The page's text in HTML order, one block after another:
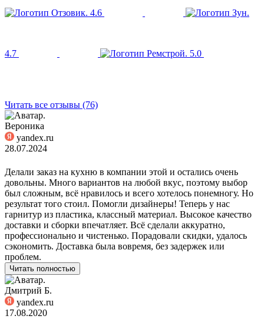
4.6
4.7 5.0
Читать все отзывы (76)
Вероника
yandex.ru
28.07.2024
Делали заказ на кухню в компании этой и остались очень
довольны. Много вариантов на любой вкус, поэтому выбор
был сложным, всё нравилось и всего хотелось понемногу. Но
результат того стоил. Помогли дизайнеры! Теперь у нас
гарнитур из пластика, классный материал. Высокое качество
доставки и сборки впечатляет. Всё сделали аккуратно,
профессионально и чистенько. Порадовали скидки, удалось
сэкономить. Доставка была вовремя, без задержек или
проблем.
Читать полностью
Дмитрий Б.
yandex.ru
17.08.2020